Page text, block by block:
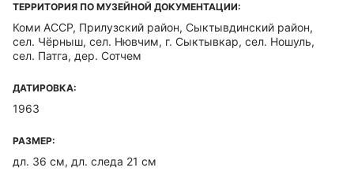
ТЕРРИТОРИЯ ПО МУЗЕЙНОЙ ДОКУМЕНТАЦИИ:
Коми ACCP, Прилузский район, Сыктывдинский район,
сел. Чёрныш, сел. Нювчим, г. Сыктывкар, сел. Ношуль,
сел. Патга, дер. Сотчем
ДАТИРОВКА:
1963
РАЗМЕР:
дл. 36 см, дл. следа 21 см